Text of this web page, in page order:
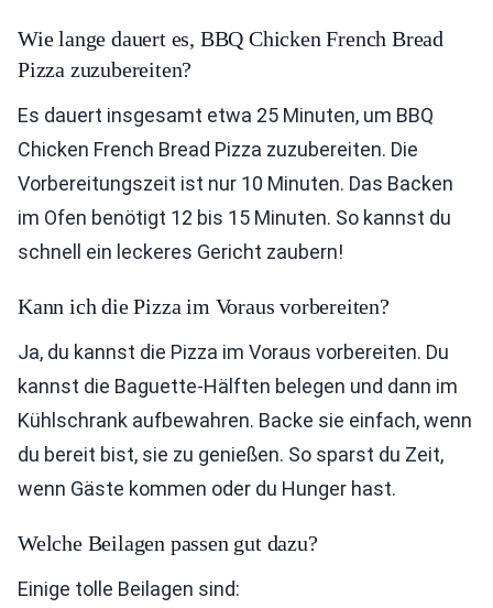
Wie lange dauert es, BBQ Chicken French Bread
Pizza zuzubereiten?
Es dauert insgesamt etwa 25 Minuten, um BBQ
Chicken French Bread Pizza zuzubereiten. Die
Vorbereitungszeit ist nur 10 Minuten. Das Backen
im Ofen benötigt 12 bis 15 Minuten. So kannst du
schnell ein leckeres Gericht zaubern!
Kann ich die Pizza im Voraus vorbereiten?
Ja, du kannst die Pizza im Voraus vorbereiten. Du
kannst die Baguette-Hälften belegen und dann im
Kühlschrank aufbewahren. Backe sie einfach, wenn
du bereit bist, sie zu genießen. So sparst du Zeit,
wenn Gäste kommen oder du Hunger hast.
Welche Beilagen passen gut dazu?
Einige tolle Beilagen sind: